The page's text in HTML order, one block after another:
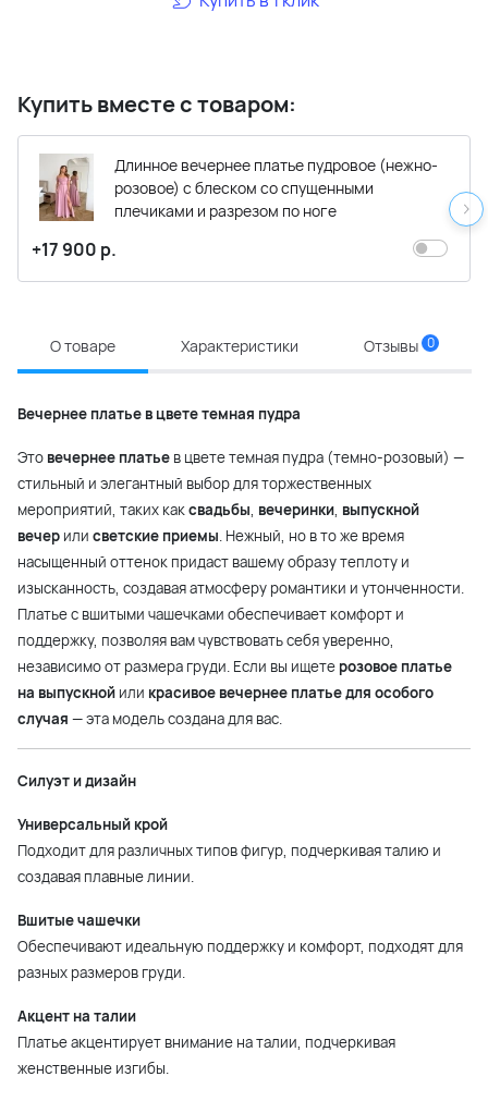
Купить вместе с товаром:
Длинное вечернее платье пудровое (нежно-
розовое) с блеском со спущенными
плечиками и разрезом по ноге
+17 900 р.
О товаре Характеристики Отзывы 0
Вечернее платье в цвете темная пудра
Это вечернее платье в цвете темная пудра (темно-розовый) —
стильный и элегантный выбор для торжественных
мероприятий, таких каксвадьбы, вечеринки, выпускной
вечер или светские приемы. Нежный, но в то же время
насыщенный оттенок придаст вашему образу теплоту и
изысканность, создавая атмосферу романтики и утонченности.
Платье с вшитыми чашечками обеспечивает комфорт и
поддержку, позволяя вам чувствовать себя уверенно,
независимо от размера груди. Если вы ищете розовое платье
на выпускной или красивое вечернее платье для особого
случая — эта модель создана для вас.
Силуэт и дизайн
Универсальный крой
Подходит для различных типов фигур, подчеркивая талию и
создавая плавные линии.
Вшитые чашечки
Обеспечивают идеальную поддержку и комфорт, подходят для
разных размеров груди.
Акцент на талии
Платье акцентирует внимание на талии, подчеркивая
женственные изгибы.